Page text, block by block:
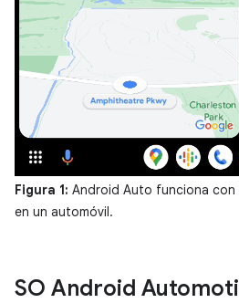
Figura 1: Android Auto funciona
en un automóvil.
SO Android